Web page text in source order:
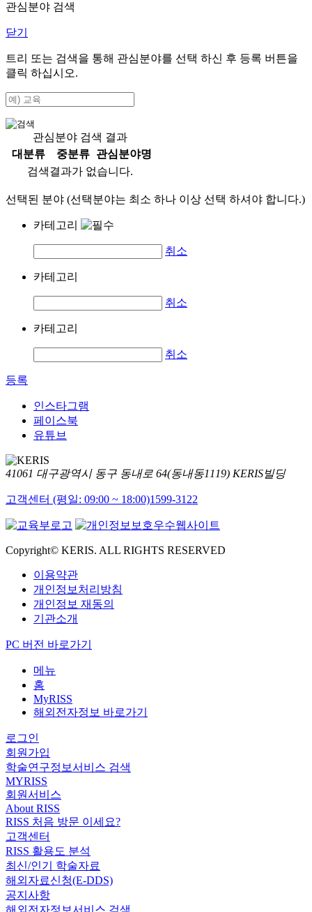
관심분야 검색
닫기
트리 또는 검색을 통해 관심분야를 선택 하신 후 등록 버튼을
클릭 하십시오.
관심분야 검색 결과
대분류
중분류
관심분야명
검색결과가 없습니다.
선택된 분야 (선택분야는 최소 하나 이상 선택 하셔야 합니다.)
카테고리
취소
카테고리
취소
카테고리
취소
등록
인스타그램
페이스북
유튜브
41061 대구광역시 동구 동내로 64(동내동1119) KERIS빌딩
고객센터 (평일: 09:00 ~ 18:00)1599-3122
Copyright© KERIS. ALL RIGHTS RESERVED
이용약관
개인정보처리방침
개인정보 재동의
기관소개
PC 버전 바로가기
메뉴
홈
MyRISS
해외전자정보 바로가기
로그인
회원가입
학술연구정보서비스 검색
MYRISS
회원서비스
About RISS
RISS 처음 방문 이세요?
고객센터
RISS 활용도 분석
최신/인기 학술자료
해외자료신청(E-DDS)
공지사항